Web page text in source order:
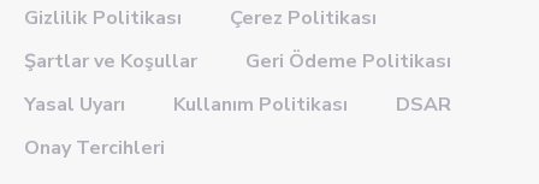
Gizlilik Politikası
Çerez Politikası
Şartlar ve Koşullar
Geri Ödeme Politikası
Yasal Uyarı
Kullanım Politikası
DSAR
Onay Tercihleri